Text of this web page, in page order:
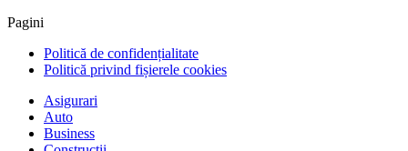
Pagini
Politică de confidențialitate
Politică privind fișierele cookies
Asigurari
Auto
Business